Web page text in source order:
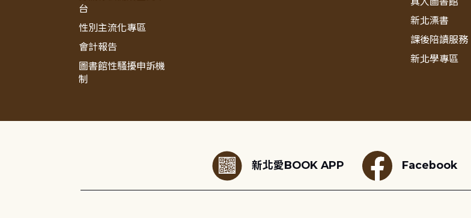
台
性別主流化專區
會計報告
圖書館性騷擾申訴機
制
新北漂書
課後陪讀服務
新北學專區
新北愛BOOK APP Facebook